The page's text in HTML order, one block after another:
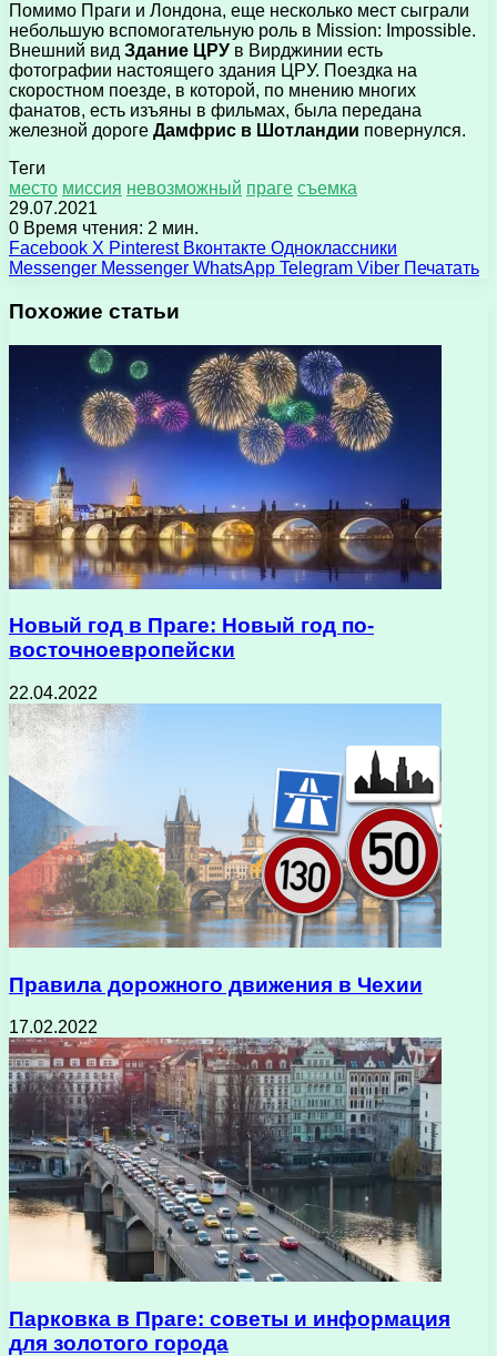
Помимо Праги и Лондона, еще несколько мест сыграли
небольшую вспомогательную роль в Mission: Impossible.
Внешний вид Здание ЦРУ в Вирджинии есть
фотографии настоящего здания ЦРУ. Поездка на
скоростном поезде, в которой, по мнению многих
фанатов, есть изъяны в фильмах, была передана
железной дороге Дамфрис в Шотландии повернулся.
Теги
место миссия невозможный праге съемка
29.07.2021
0 Время чтения: 2 мин.
Facebook X Pinterest Вконтакте Одноклассники
Messenger Messenger WhatsApp Telegram Viber Печатать
Похожие статьи
Новый год в Праге: Новый год по-
восточноевропейски
22.04.2022
Правила дорожного движения в Чехии
17.02.2022
Парковка в Праге: советы и информация
для золотого города